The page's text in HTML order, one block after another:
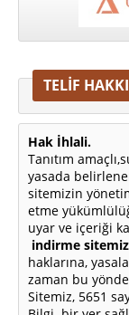
TELİF HAKKI
Hak İhlali.
Tanıtım
yasada
sitemizin
etme
uyar ve içeriği
indirme
haklarına,
zaman bu
Sitemiz, 5651